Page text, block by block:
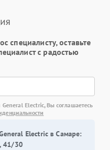
специалисту, оставьте
с радостью
Electric, Вы соглашаетесь
Electric в Самаре:
41/30